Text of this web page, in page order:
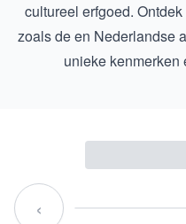
cultureel erfgoed.
zoals de en Nederlandse
unieke kenmerken
‹